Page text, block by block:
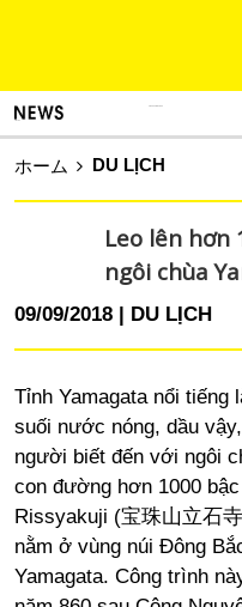
ホーム DU LỊCH
Leo lên hơn
ngôi chùa
09/09/2018 DU LỊCH
Tỉnh Yamagata nổi tiếng
suối nước nóng, dầu
người biết đến với ngôi
con đường hơn 1000
Rissyakuji (宝珠山立石
nằm ở vùng núi Đông
Yamagata. Công trình